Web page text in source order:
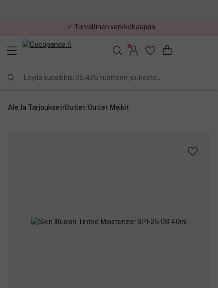
✓ Kilpailukykyiset hinnat
Löydä suosikkisi 25.425 tuotteen joukosta..
Ale Ja Tarjoukset/Outlet/Outlet Meikit